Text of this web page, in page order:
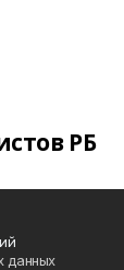
РБ
данных